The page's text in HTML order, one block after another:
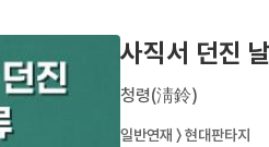
사직서 던진
청령(淸鈴)
일반연재 〉 현대판타지